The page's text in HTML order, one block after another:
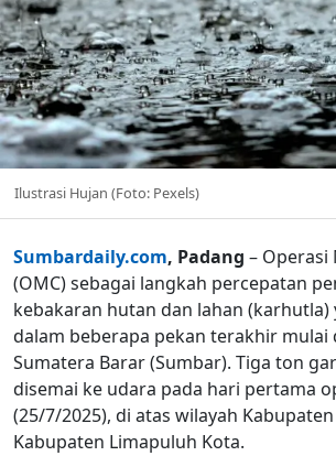
Ilustrasi Hujan (Foto: Pexels)
Sumbardaily.com, Padang – Operasi
(OMC) sebagai langkah percepatan
kebakaran hutan dan lahan (karhutla)
dalam beberapa pekan terakhir mulai
Sumatera Barar (Sumbar). Tiga ton
disemai ke udara pada hari pertama
(25/7/2025), di atas wilayah
Kabupaten Limapuluh Kota.